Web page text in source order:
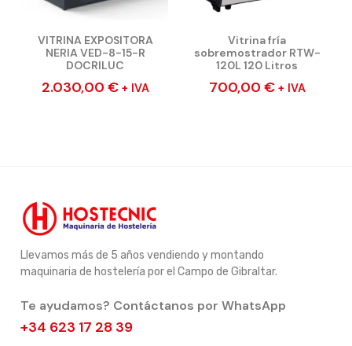
VITRINA EXPOSITORA
NERIA VED-8-15-R
DOCRILUC
2.030,00 € + IVA
Vitrina fría
sobremostrador RTW-
120L 120 Litros
700,00 € + IVA
Llevamos más de 5 años vendiendo y montando
maquinaria de hostelería por el Campo de Gibraltar.
Te ayudamos? Contáctanos por WhatsApp
+34 623 17 28 39